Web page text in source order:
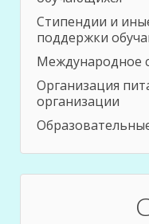
Стипендии и
поддержки
Международное
Организация
организации